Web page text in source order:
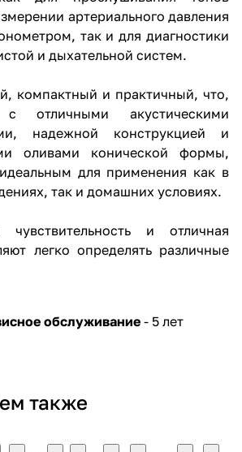
артериального давления
так и для диагностики
и дыхательной систем.
компактный и практичный, что,
отличными акустическими
надежной конструкцией и
оливами конической формы,
для применения как в
так и домашних условиях.
и отличная
легко определять различные
обслуживание - 5 лет
также